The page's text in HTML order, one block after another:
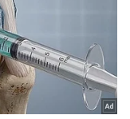
ஊட்டியை
டூர்